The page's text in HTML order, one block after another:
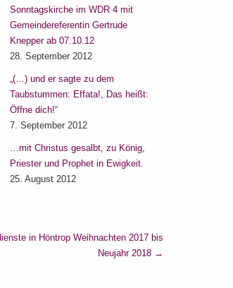
Sonntagskirche im WDR 4 mit
Gemeindereferentin Gertrude
Knepper ab 07.10.12
28. September 2012
„(…) und er sagte zu dem
Taubstummen: Effata!, Das heißt:
Öffne dich!“
7. September 2012
…mit Christus gesalbt, zu König,
Priester und Prophet in Ewigkeit.
25. August 2012
in Höntrop Weihnachten 2017 bis
Neujahr 2018 →